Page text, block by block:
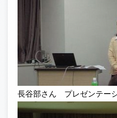
長谷部さん プレゼンテー